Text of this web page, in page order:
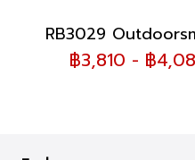
RB3029
฿3,810 - ฿